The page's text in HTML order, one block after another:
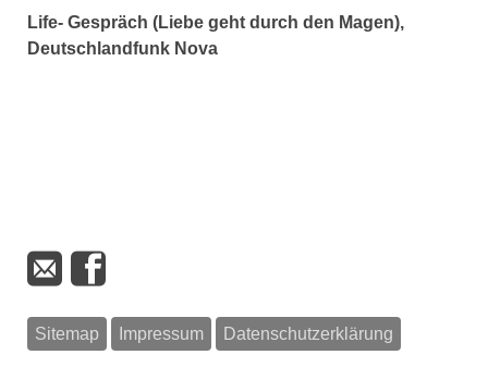
Life- Gespräch (Liebe geht durch den Magen),
Deutschlandfunk Nova
Sitemap Impressum Datenschutzerklärung